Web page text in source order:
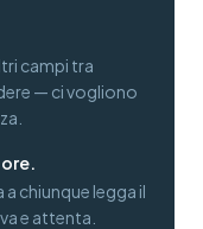
campi tra
— ci vogliono
chiunque legga il
e attenta.